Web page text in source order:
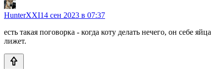
HunterXXI14 сен 2023 в 07:37
есть такая поговорка - когда коту делать нечего, он себе яйца
лижет.